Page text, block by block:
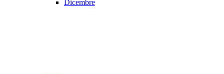
Dicembre